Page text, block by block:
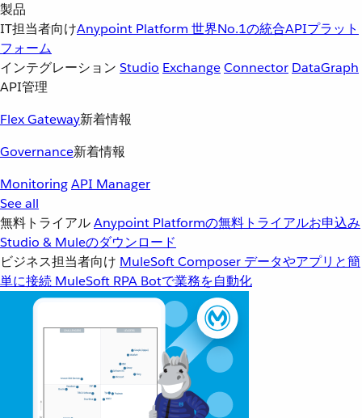
製品
IT担当者向けAnypoint Platform 世界No.1の統合APIプラット
フォーム
インテグレーション Studio ExchangeConnector DataGraph
API管理
Flex Gateway新着情報
Governance新着情報
MonitoringAPI Manager
See all
無料トライアルAnypoint Platformの無料トライアルお申込み
Studio & Muleのダウンロード
ビジネス担当者向け MuleSoft Composer データやアプリと簡
単に接続 MuleSoft RPA Botで業務を自動化